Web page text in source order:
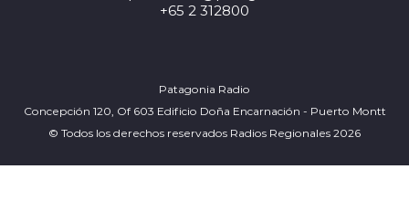
+65 2 312800
Patagonia Radio
Concepción 120, Of 603 Edificio Doña Encarnación - Puerto Montt
© Todos los derechos reservados Radios Regionales 2026